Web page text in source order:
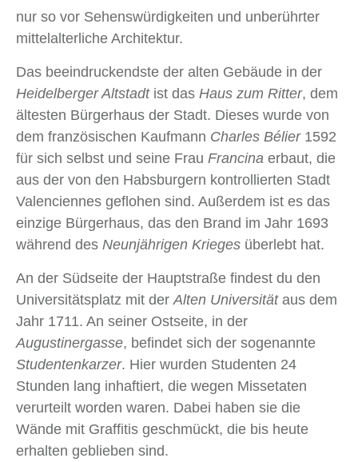
nur so vor Sehenswürdigkeiten und unberührter
mittelalterliche Architektur.
Das beeindruckendste der alten Gebäude in der
Heidelberger Altstadtist das Haus zum Ritter, dem
ältesten Bürgerhaus der Stadt. Dieses wurde von
dem französischen Kaufmann Charles Bélier1592
für sich selbst und seine Frau Francina erbaut, die
aus der von den Habsburgern kontrollierten Stadt
Valenciennes geflohen sind. Außerdem ist es das
einzige Bürgerhaus, das den Brand im Jahr 1693
während des Neunjährigen Krieges überlebt hat.
An der Südseite der Hauptstraße findest du den
Universitätsplatz mit der Alten Universitätaus dem
Jahr 1711. An seiner Ostseite, in der
Augustinergasse, befindet sich der sogenannte
Studentenkarzer. Hier wurden Studenten 24
Stunden lang inhaftiert, die wegen Missetaten
verurteilt worden waren. Dabei haben sie die
Wände mit Graffitis geschmückt, die bis heute
erhalten geblieben sind.